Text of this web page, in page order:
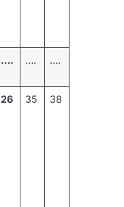
…. …. ….
26 35 38